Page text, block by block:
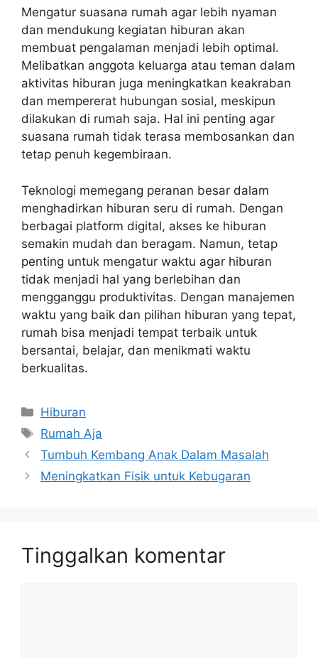
Mengatur suasana rumah agar lebih nyaman
dan mendukung kegiatan hiburan akan
membuat pengalaman menjadi lebih optimal.
Melibatkan anggota keluarga atau teman dalam
aktivitas hiburan juga meningkatkan keakraban
dan mempererat hubungan sosial, meskipun
dilakukan di rumah saja. Hal ini penting agar
suasana rumah tidak terasa membosankan dan
tetap penuh kegembiraan.
Teknologi memegang peranan besar dalam
menghadirkan hiburan seru di rumah. Dengan
berbagai platform digital, akses ke hiburan
semakin mudah dan beragam. Namun, tetap
penting untuk mengatur waktu agar hiburan
tidak menjadi hal yang berlebihan dan
mengganggu produktivitas. Dengan manajemen
waktu yang baik dan pilihan hiburan yang tepat,
rumah bisa menjadi tempat terbaik untuk
bersantai, belajar, dan menikmati waktu
berkualitas.
Kategori
Hiburan
Tag
Rumah Aja
Tumbuh Kembang Anak Dalam Masalah
Meningkatkan Fisik untuk Kebugaran
Tinggalkan komentar